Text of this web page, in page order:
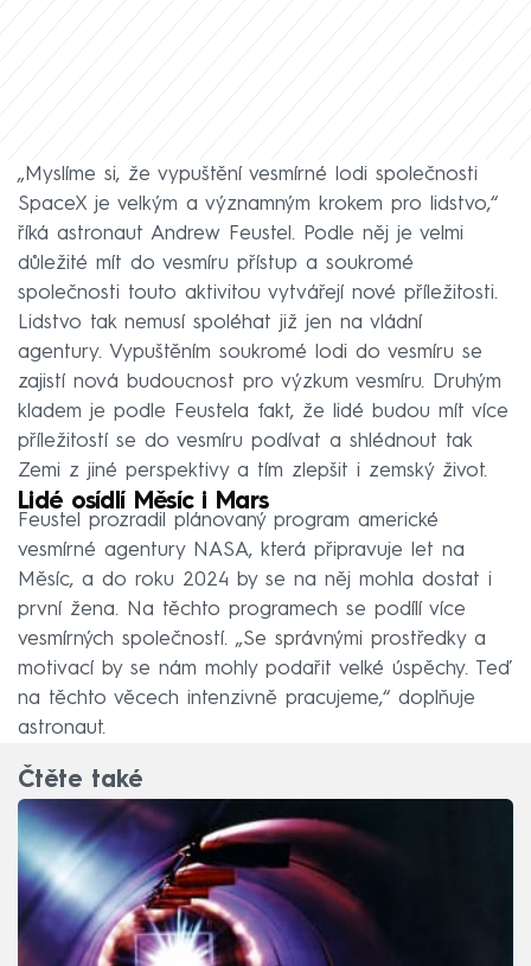
„Myslíme si, že vypuštění vesmírné lodi společnosti
SpaceX je velkým a významným krokem pro lidstvo,“
říká astronaut Andrew Feustel. Podle něj je velmi
důležité mít do vesmíru přístup a soukromé
společnosti touto aktivitou vytvářejí nové příležitosti.
Lidstvo tak nemusí spoléhat již jen na vládní
agentury. Vypuštěním soukromé lodi do vesmíru se
zajistí nová budoucnost pro výzkum vesmíru. Druhým
kladem je podle Feustela fakt, že lidé budou mít více
příležitostí se do vesmíru podívat a shlédnout tak
Zemi z jiné perspektivy a tím zlepšit i zemský život.
Lidé osídlí Měsíc i Mars
Feustel prozradil plánovaný program americké
vesmírné agentury NASA, která připravuje let na
Měsíc, a do roku 2024 by se na něj mohla dostat i
první žena. Na těchto programech se podílí více
vesmírných společností. „Se správnými prostředky a
motivací by se nám mohly podařit velké úspěchy. Teď
na těchto věcech intenzivně pracujeme,“ doplňuje
astronaut.
Čtěte také